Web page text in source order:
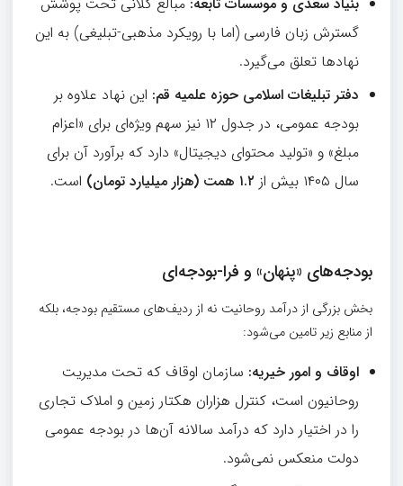
گسترش زبان فارسی (اما با رویکرد مذهبی-تبلیغی) به این
نهادها تعلق می‌گیرد.
دفتر تبلیغات اسلامی حوزه علمیه قم: این نهاد علاوه بر
بودجه عمومی، در جدول ۱۲ نیز سهم ویژه‌ای برای «اعزام
مبلغ» و «تولید محتوای دیجیتال» دارد که برآورد آن برای
سال ۱۴۰۵ بیش از
۱.۲ همت (هزار میلیارد تومان) است.
بودجه‌های «پنهان» و فرا-بودجه‌ای
بخش بزرگی از درآمد روحانیت نه از ردیف‌های مستقیم بودجه، بلکه
از منابع زیر تامین می‌شود:
اوقاف و امور خیریه: سازمان اوقاف که تحت مدیریت
روحانیون است، کنترل هزاران هکتار زمین و املاک تجاری
را در اختیار دارد که درآمد سالانه آن‌ها در بودجه عمومی
دولت منعکس نمی‌شود.